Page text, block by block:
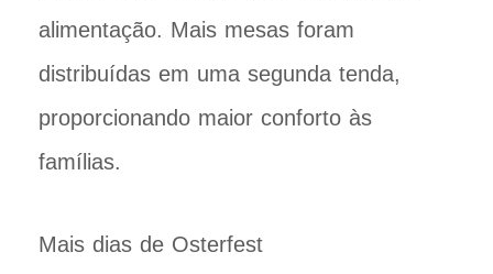
alimentação. Mais mesas foram
distribuídas em uma segunda tenda,
proporcionando maior conforto às
famílias.
Mais dias de Osterfest